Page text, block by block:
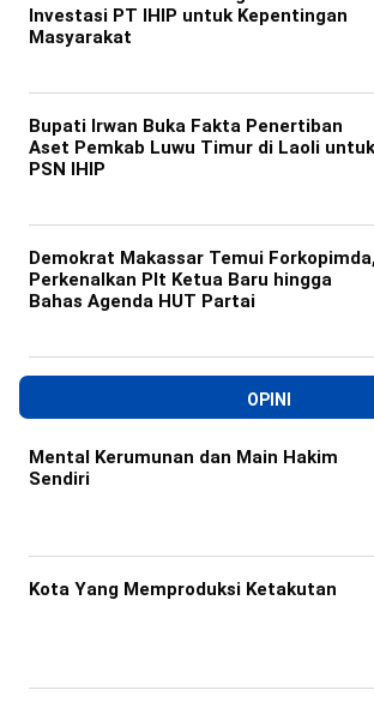
Investasi PT IHIP untuk Kepentingan
Masyarakat
Bupati Irwan Buka Fakta Penertiban
Aset Pemkab Luwu Timur di Laoli untuk
PSN IHIP
Demokrat Makassar Temui
Perkenalkan Plt Ketua Baru hingga
Bahas Agenda HUT Partai
OPINI
Mental Kerumunan dan Main Hakim
Sendiri
Kota Yang Memproduksi Ketakutan